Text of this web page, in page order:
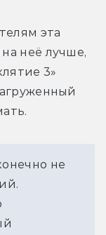
эта
неё лучше,
3»
не